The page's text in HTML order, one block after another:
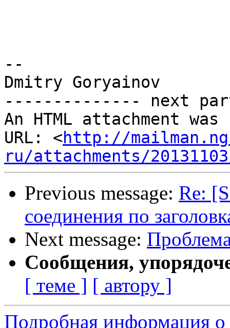
--
Dmitry Goryainov
-------------- next
An HTML attachment
URL: <http://
ru/attachments/
Previous message: Re:
соединения по
Next message:
Сообщения,
[ теме ] [ автору ]
Подробная информация